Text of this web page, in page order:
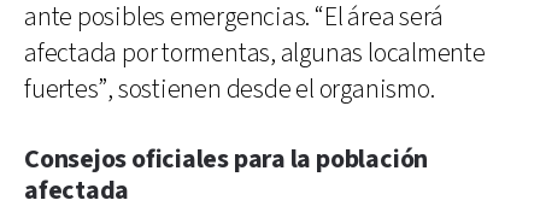
ante posibles emergencias. “El área será
afectada por tormentas, algunas localmente
fuertes”, sostienen desde el organismo.
Consejos oficiales para la población
afectada